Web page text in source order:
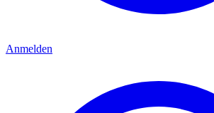
Anmelden